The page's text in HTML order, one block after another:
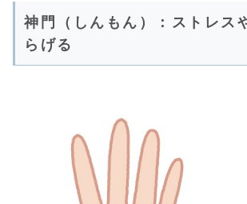
神門（しんもん）：ストレス
らげる